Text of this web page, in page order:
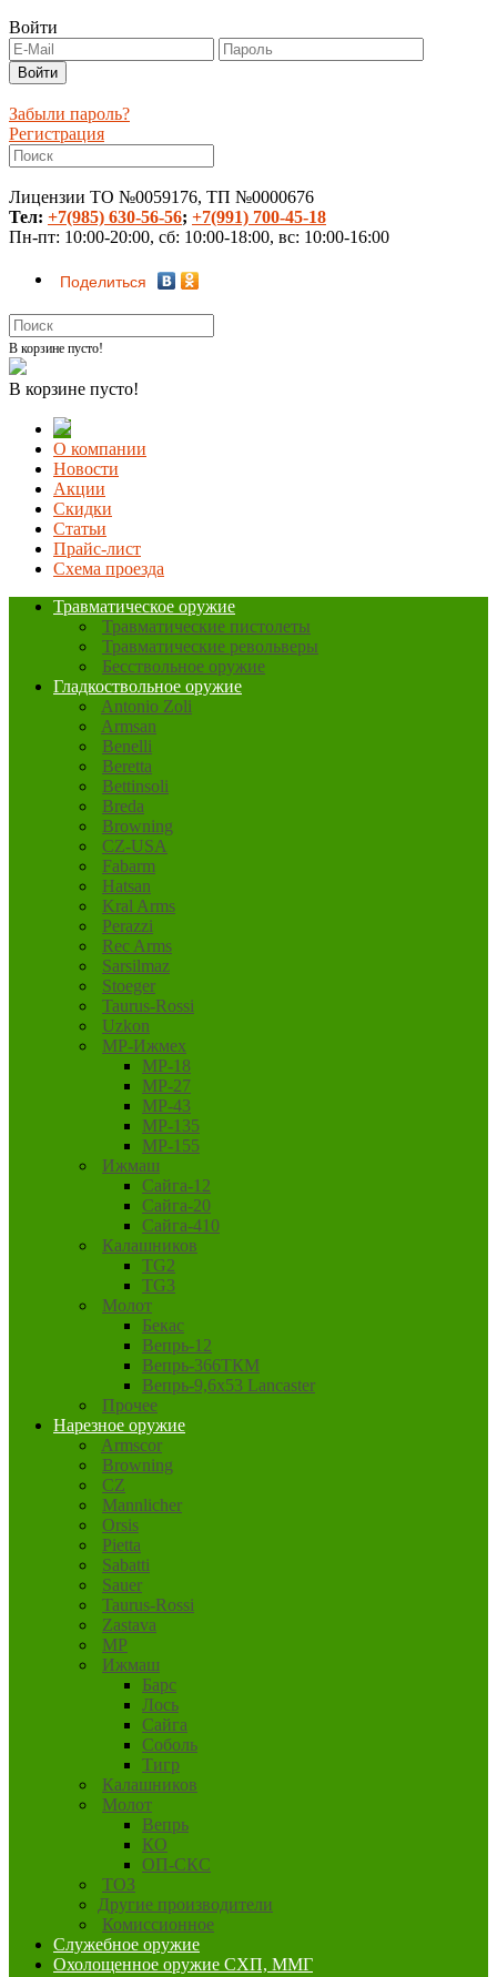
Войти
Забыли пароль?
Регистрация
Лицензии ТО №0059176, ТП №0000676
Тел: +7(985) 630-56-56; +7(991) 700-45-18
Пн-пт: 10:00-20:00, сб: 10:00-18:00, вс: 10:00-16:00
Поделиться
В корзине пусто!
В корзине пусто!
О компании
Новости
Акции
Скидки
Статьи
Прайс-лист
Схема проезда
Травматическое оружие
Травматические пистолеты
Травматические револьверы
Бесствольное оружие
Гладкоствольное оружие
Antonio Zoli
Armsan
Benelli
Beretta
Bettinsoli
Breda
Browning
CZ-USA
Fabarm
Hatsan
Kral Arms
Perazzi
Rec Arms
Sarsilmaz
Stoeger
Taurus-Rossi
Uzkon
MP-Ижмех
MP-18
MP-27
MP-43
MP-135
MP-155
Ижмаш
Сайга-12
Сайга-20
Сайга-410
Калашников
TG2
TG3
Молот
Бекас
Вепрь-12
Вепрь-366ТКМ
Вепрь-9,6х53 Lancaster
Прочее
Нарезное оружие
Armscor
Browning
CZ
Mannlicher
Orsis
Pietta
Sabatti
Sauer
Taurus-Rossi
Zastava
MP
Ижмаш
Барс
Лось
Сайга
Соболь
Тигр
Калашников
Молот
Вепрь
КО
ОП-СКС
ТОЗ
Другие производители
Комиссионное
Служебное оружие
Охолощенное оружие СХП, ММГ